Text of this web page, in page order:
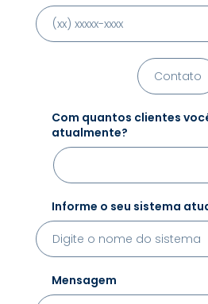
Com quantos clientes
atualmente?
Informe o seu sistema
Mensagem